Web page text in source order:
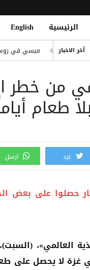
الرئيسية English
آخر الاخبار
ميسي في
in Hodeidah
ضبط
سيرجي روبيرتوطعام
غرد ارسل
حصلوا على بعض
العالمي»،
غزة لا يحصل على